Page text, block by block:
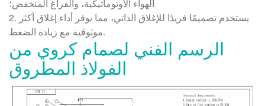
الهواء الأوتوماتيكية، والفراغ المنخفض؛
2. يستخدم تصميمًا فريدًا للإغلاق الذاتي، مما يوفر أداء إغلاق أكثر
موثوقية مع زيادة الضغط.
الرسم الفني لصمام كروي من
الفولاذ المطروق